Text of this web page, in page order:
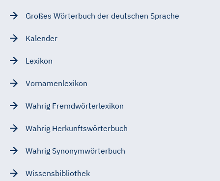
Großes Wörterbuch der deutschen Sprache
Kalender
Lexikon
Vornamenlexikon
Wahrig Fremdwörterlexikon
Wahrig Herkunftswörterbuch
Wahrig Synonymwörterbuch
Wissensbibliothek